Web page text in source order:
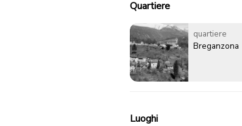
Quartiere
quartiere
Breganzona
Luoghi